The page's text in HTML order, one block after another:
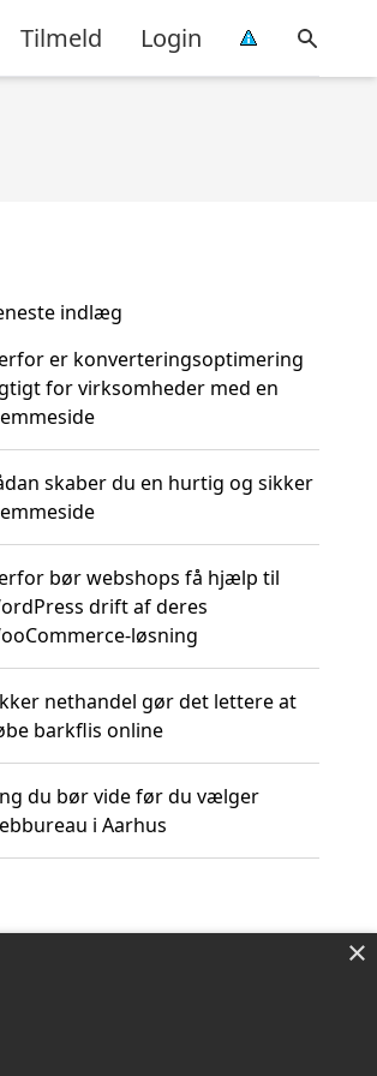
Tilmeld Login
indlæg
er konverteringsoptimering
for virksomheder med en
skaber du en hurtig og sikker
bør webshops få hjælp til
drift af deres
løsning
nethandel gør det lettere at
barkflis online
du bør vide før du vælger
i Aarhus
×